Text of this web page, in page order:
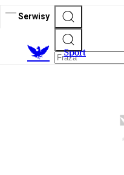
Serwisy
Sport